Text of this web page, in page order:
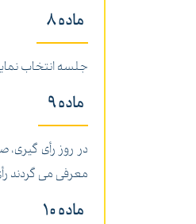
ماده 8
جلسه انتخاب
ماده 9
در روز رأی
معرفی می گردند
ماده 10